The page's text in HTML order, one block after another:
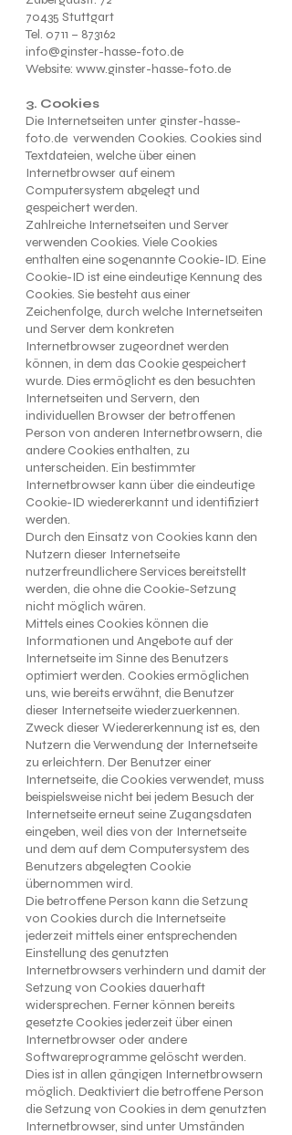
70435 Stuttgart
Tel. 0711 – 873162
info@ginster-hasse-foto.de
Website: www.ginster-hasse-foto.de
3. Cookies
Die Internetseiten unter ginster-hasse-
foto.de verwenden Cookies. Cookies sind
Textdateien, welche über einen
Internetbrowser auf einem
Computersystem abgelegt und
gespeichert werden.
Zahlreiche Internetseiten und Server
verwenden Cookies. Viele Cookies
enthalten eine sogenannte Cookie-ID. Eine
Cookie-ID ist eine eindeutige Kennung des
Cookies. Sie besteht aus einer
Zeichenfolge, durch welche Internetseiten
und Server dem konkreten
Internetbrowser zugeordnet werden
können, in dem das Cookie gespeichert
wurde. Dies ermöglicht es den besuchten
Internetseiten und Servern, den
individuellen Browser der betroffenen
Person von anderen Internetbrowsern, die
andere Cookies enthalten, zu
unterscheiden. Ein bestimmter
Internetbrowser kann über die eindeutige
Cookie-ID wiedererkannt und identifiziert
werden.
Durch den Einsatz von Cookies kann den
Nutzern dieser Internetseite
nutzerfreundlichere Services bereitstellt
werden, die ohne die Cookie-Setzung
nicht möglich wären.
Mittels eines Cookies können die
Informationen und Angebote auf der
Internetseite im Sinne des Benutzers
optimiert werden. Cookies ermöglichen
uns, wie bereits erwähnt, die Benutzer
dieser Internetseite wiederzuerkennen.
Zweck dieser Wiedererkennung ist es, den
Nutzern die Verwendung der Internetseite
zu erleichtern. Der Benutzer einer
Internetseite, die Cookies verwendet, muss
beispielsweise nicht bei jedem Besuch der
Internetseite erneut seine Zugangsdaten
eingeben, weil dies von der Internetseite
und dem auf dem Computersystem des
Benutzers abgelegten Cookie
übernommen wird.
Die betroffene Person kann die Setzung
von Cookies durch die Internetseite
jederzeit mittels einer entsprechenden
Einstellung des genutzten
Internetbrowsers verhindern und damit der
Setzung von Cookies dauerhaft
widersprechen. Ferner können bereits
gesetzte Cookies jederzeit über einen
Internetbrowser oder andere
Softwareprogramme gelöscht werden.
Dies ist in allen gängigen Internetbrowsern
möglich. Deaktiviert die betroffene Person
die Setzung von Cookies in dem genutzten
Internetbrowser, sind unter Umständen